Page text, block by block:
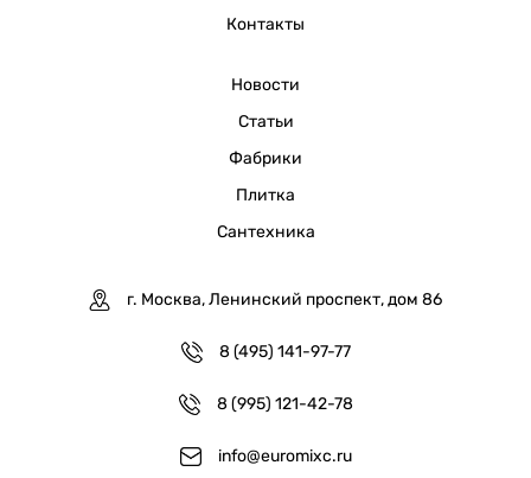
Контакты
Новости
Статьи
Фабрики
Плитка
Сантехника
г. Москва, Ленинский проспект, дом 86
8 (495) 141-97-77
8 (995) 121-42-78
info@euromixc.ru